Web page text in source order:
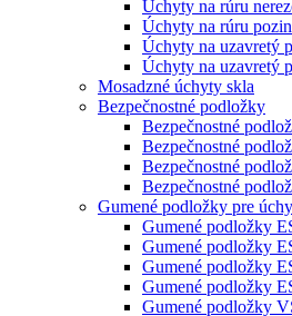
Úchyty na rúru
Úchyty na rúru
Úchyty na uzavretý
Úchyty na uzavretý
Mosadzné úchyty skla
Bezpečnostné podložky
Bezpečnostné
Bezpečnostné
Bezpečnostné
Bezpečnostné
Gumené podložky pre
Gumené podložky
Gumené podložky
Gumené podložky
Gumené podložky
Gumené podložky